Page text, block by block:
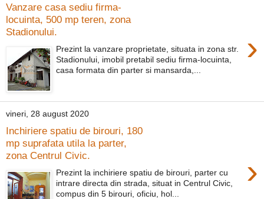
Vanzare casa sediu firma-
locuinta, 500 mp teren, zona
Stadionului.
›
Prezint la vanzare proprietate, situata in zona str.
Stadionului, imobil pretabil sediu firma-locuinta,
casa formata din parter si mansarda,...
vineri, 28 august 2020
Inchiriere spatiu de birouri, 180
mp suprafata utila la parter,
zona Centrul Civic.
›
Prezint la inchiriere spatiu de birouri, parter cu
intrare directa din strada, situat in Centrul Civic,
compus din 5 birouri, oficiu, hol...